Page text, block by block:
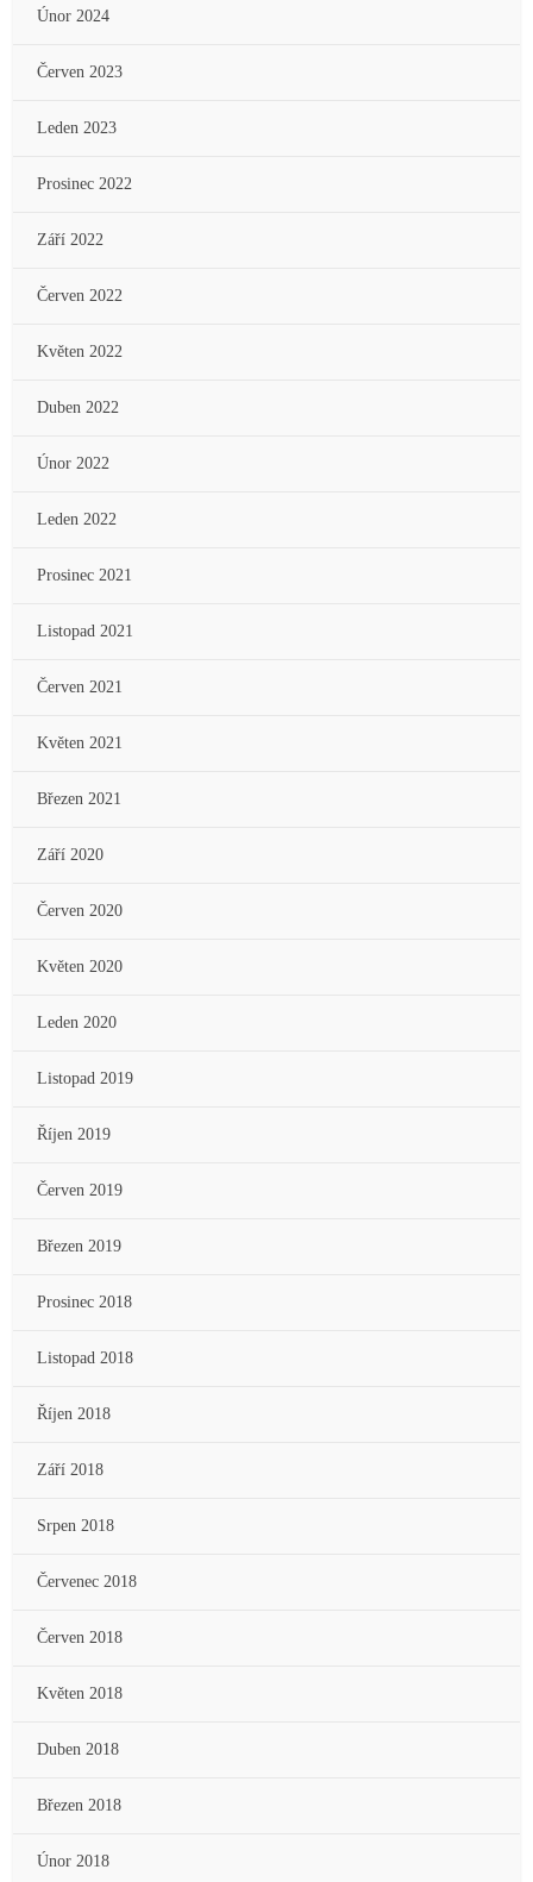
Únor 2024
Červen 2023
Leden 2023
Prosinec 2022
Září 2022
Červen 2022
Květen 2022
Duben 2022
Únor 2022
Leden 2022
Prosinec 2021
Listopad 2021
Červen 2021
Květen 2021
Březen 2021
Září 2020
Červen 2020
Květen 2020
Leden 2020
Listopad 2019
Říjen 2019
Červen 2019
Březen 2019
Prosinec 2018
Listopad 2018
Říjen 2018
Září 2018
Srpen 2018
Červenec 2018
Červen 2018
Květen 2018
Duben 2018
Březen 2018
Únor 2018